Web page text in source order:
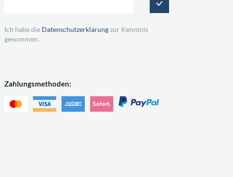
Ich habe die Datenschutzerklärungzur Kenntnis
genommen.
Zahlungsmethoden: